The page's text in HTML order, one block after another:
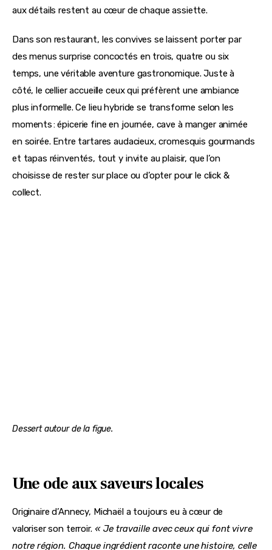
aux détails restent au cœur de chaque assiette.
Dans son restaurant, les convives se laissent porter par
des menus surprise concoctés en trois, quatre ou six
temps, une véritable aventure gastronomique. Juste à
côté, le cellier accueille ceux qui préfèrent une ambiance
plus informelle. Ce lieu hybride se transforme selon les
moments : épicerie fine en journée, cave à manger animée
en soirée. Entre tartares audacieux, cromesquis gourmands
et tapas réinventés, tout y invite au plaisir, que l’on
choisisse de rester sur place ou d’opter pour le click &
collect.
Dessert autour de la figue.
Une ode aux saveurs locales
Originaire d’Annecy, Michaël a toujours eu à cœur de
valoriser son terroir. «  Je travaille avec ceux qui font vivre
notre région. Chaque ingrédient raconte une histoire, celle